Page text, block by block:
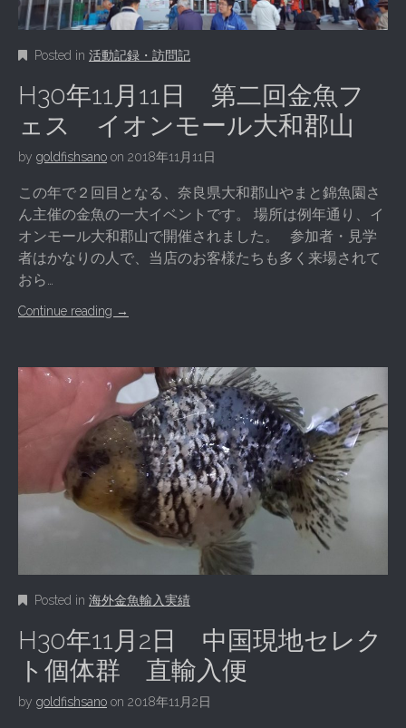
Posted in 活動記録・訪問記
H30年11月11日 第二回金魚フ
ェス イオンモール大和郡山
by goldfishsano on 2018年11月11日
この年で２回目となる、奈良県大和郡山やまと錦魚園さ
ん主催の金魚の一大イベントです。 場所は例年通り、イ
オンモール大和郡山で開催されました。 参加者・見学
者はかなりの人で、当店のお客様たちも多く来場されて
おら…
Continue reading →
Posted in 海外金魚輸入実績
H30年11月2日 中国現地セレク
ト個体群 直輸入便
by goldfishsano on 2018年11月2日